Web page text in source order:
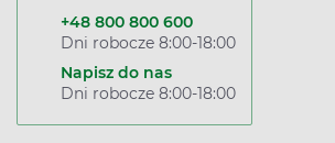
+48 800 800 600
Dni robocze 8:00-18:00
Napisz do nas
Dni robocze 8:00-18:00